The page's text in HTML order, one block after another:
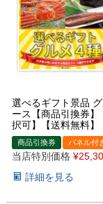
選べるギフト景品
ース【商品引換券】
択可】【送料無料】
商品引換券 パネル付
当店特別価格 ¥
詳細を見る